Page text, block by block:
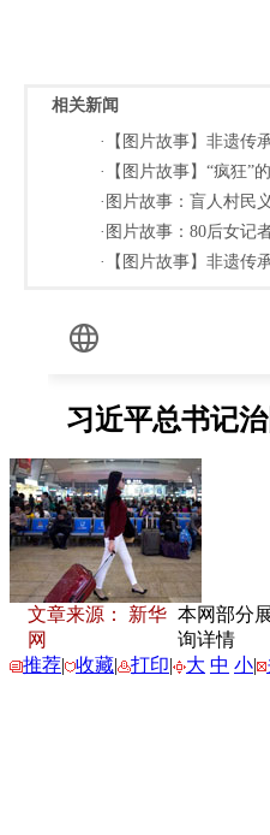
相关新闻
·【图片故事】非遗传
·【图片故事】“疯狂”
·图片故事：盲人村民
·图片故事：80后女记
·【图片故事】非遗传
文章来源： 新华
网
本网部分
询详情
推荐| 收藏| 打印| 大 中 小|